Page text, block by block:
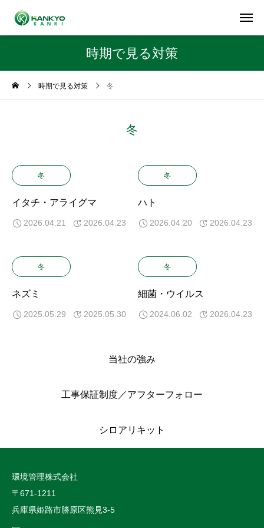
時期で見る対策
時期で見る対策 冬
冬
冬
イタチ・アライグマ
2026.04.21 2026.04.23
冬
ハト
2026.04.20 2026.04.23
冬
ネズミ
2025.05.29 2025.05.30
冬
細菌・ウイルス
2024.06.02 2026.04.23
当社の強み
工事保証制度／アフターフォロー
シロアリキット
環境管理株式会社
〒671-1211
兵庫県姫路市勝原区熊見3-5